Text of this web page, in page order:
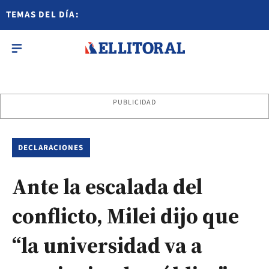
TEMAS DEL DÍA:
PUBLICIDAD
DECLARACIONES
Ante la escalada del
conflicto, Milei dijo que
“la universidad va a